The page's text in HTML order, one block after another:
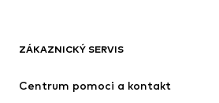
ADIDAS ORIGINALS
NIKE
ZÁKAZNICKÝ SERVIS
Centrum pomoci a kontakt